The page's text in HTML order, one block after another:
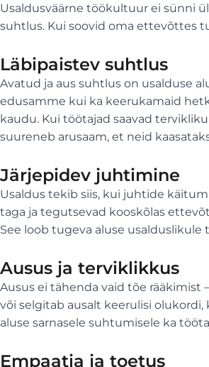
Usaldusväärne töökultuur ei sünni
suhtlus. Kui soovid oma ettevõttes
Läbipaistev suhtlus
Avatud ja aus suhtlus on usalduse
edusamme kui ka keerukamaid
kaudu. Kui töötajad saavad
suureneb arusaam, et neid
Järjepidev juhtimine
Usaldus tekib siis, kui juhtide
taga ja tegutsevad kooskõlas
See loob tugeva aluse usalduslikule
Ausus ja terviklikkus
Ausus ei tähenda vaid tõe
või selgitab ausalt keerulisi olukordi,
aluse sarnasele suhtumisele ka
Empaatia ja toetus